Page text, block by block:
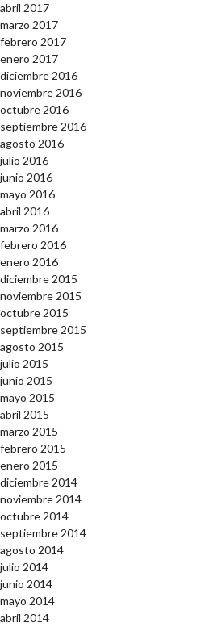
abril 2017
marzo 2017
febrero 2017
enero 2017
diciembre 2016
noviembre 2016
octubre 2016
septiembre 2016
agosto 2016
julio 2016
junio 2016
mayo 2016
abril 2016
marzo 2016
febrero 2016
enero 2016
diciembre 2015
noviembre 2015
octubre 2015
septiembre 2015
agosto 2015
julio 2015
junio 2015
mayo 2015
abril 2015
marzo 2015
febrero 2015
enero 2015
diciembre 2014
noviembre 2014
octubre 2014
septiembre 2014
agosto 2014
julio 2014
junio 2014
mayo 2014
abril 2014